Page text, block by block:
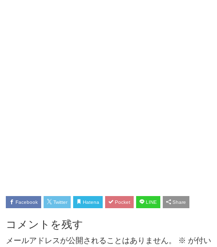
Facebook Twitter Hatena Pocket LINE Share
コメントを残す
メールアドレスが公開されることはありません。 ※ が付い